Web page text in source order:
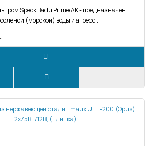
Speck Badu Prime АК - предназначен
(морской) воды и агресс..